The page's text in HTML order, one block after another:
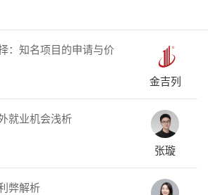
：知名项目的申请与价
金吉列
就业机会浅析
张璇
弊解析